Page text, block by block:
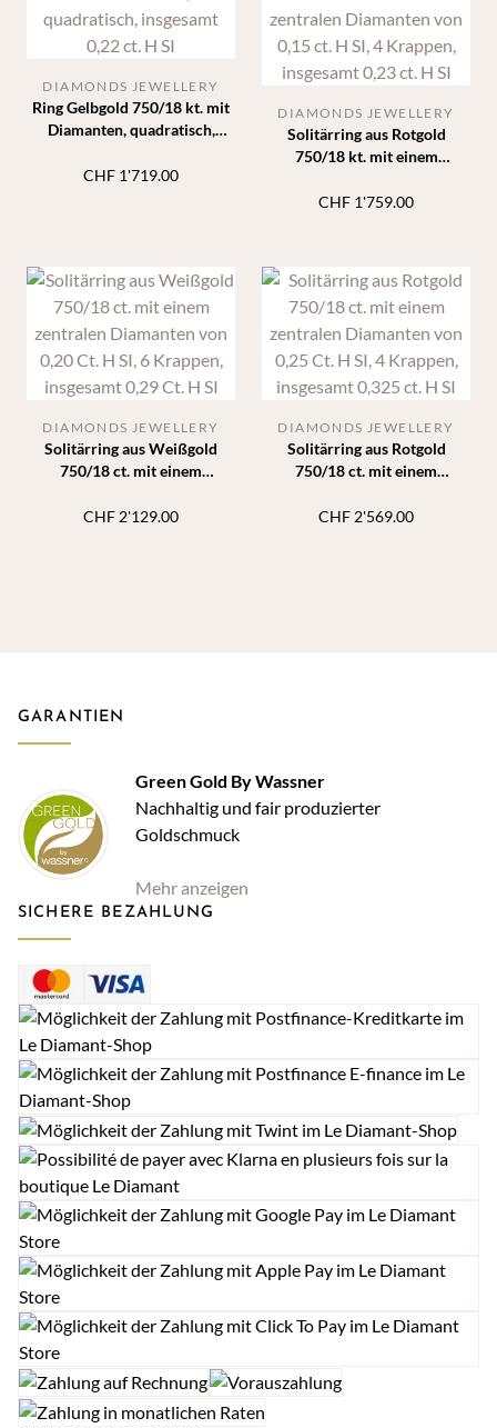
Ring Gelbgold 750/18 kt. mit
Diamanten, quadratisch,
DIAMONDS JEWELLERY
CHF 1'719.00
Solitärring aus Rotgold
750/18 kt. mit einem
ct. H SI, 4 Krappen, insgesamt
DIAMONDS JEWELLERY
CHF 1'759.00
Solitärring aus Weißgold
750/18 ct. mit einem
Ct. H SI, 6 Krappen, insgesamt
DIAMONDS JEWELLERY
CHF 2'129.00
Solitärring aus Rotgold
750/18 ct. mit einem
Ct. H SI, 4 Krappen, insgesamt
DIAMONDS JEWELLERY
CHF 2'569.00
GARANTIEN
Green Gold By Wassner
Nachhaltig und fair produzierter
Goldschmuck
Mehr anzeigen
SICHERE BEZAHLUNG